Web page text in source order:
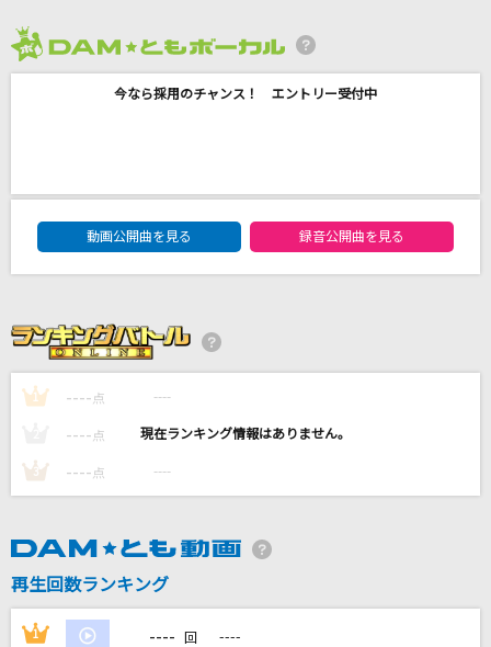
BUMP OF CHICKEN
Start in my life
モーニング娘。
Mash UP the DJ!
MAN WITH A MISSION
涙のない世界
WANIMA
今なら採用のチャンス！ エントリー受付中
DAM★ともボーカルエントリーランキング
動画公開曲を見る
録音公開曲を見る
1 ---- 点 ----
---- 点 ----
3 ---- 点 ----
再生回数ランキング
1 ---- 回 ----